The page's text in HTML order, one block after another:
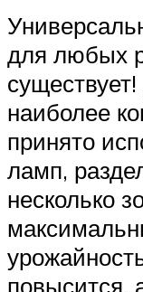
для любых
наиболее
принято
ламп,
несколько
повысится,